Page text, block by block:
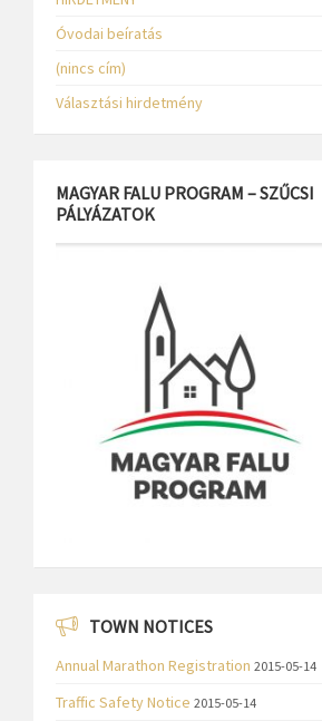
Óvodai beíratás
(nincs cím)
Választási hirdetmény
MAGYAR FALU PROGRAM – SZŰCSI
PÁLYÁZATOK
TOWN NOTICES
Annual Marathon Registration 2015-05-14
Traffic Safety Notice 2015-05-14